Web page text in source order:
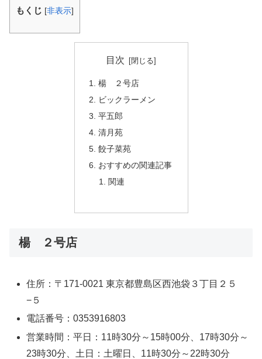
もくじ [非表示]
目次
楊 ２号店
ビックラーメン
平五郎
清月苑
餃子菜苑
おすすめの関連記事
関連
楊 ２号店
住所：〒171-0021 東京都豊島区西池袋３丁目２５
−５
電話番号：0353916803
営業時間：平日：11時30分～15時00分、17時30分～
23時30分、土日：土曜日、11時30分～22時30分